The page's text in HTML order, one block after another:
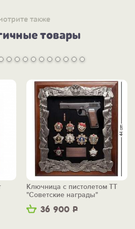
также
товары
36 900 Р
Ключница с пистолетом ТТ
"Советские награды"